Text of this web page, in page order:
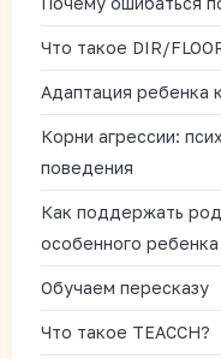
Что такое DIR/
Адаптация ребенка
Корни агрессии:
поведения
Как поддержать
особенного ребенка
Обучаем пересказу
Что такое TEACCH?